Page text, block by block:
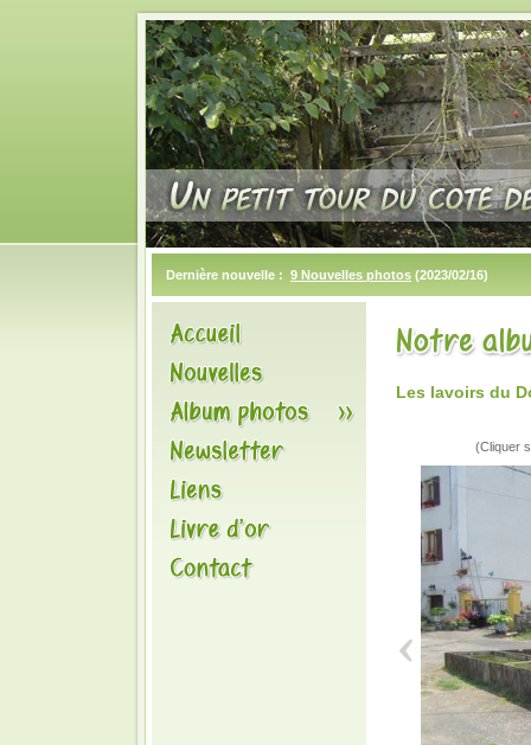
Dernière nouvelle : 9 Nouvelles photos (2023/02/16)
Les lavoirs du
(Cliquer